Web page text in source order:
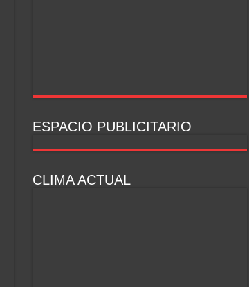
ESPACIO PUBLICITARIO
CLIMA ACTUAL